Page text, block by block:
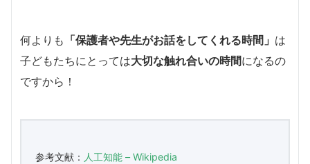
何よりも 「保護者や先生がお話をしてくれる時間」 は
子どもたちにとっては大切な触れ合いの時間になるの
ですから！
参考文献： 人工知能 – Wikipedia